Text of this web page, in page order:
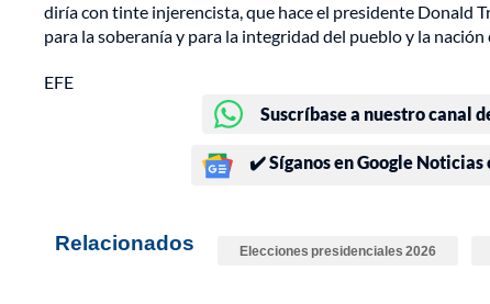
diría con tinte injerencista, que hace el presidente Donald
para la soberanía y para la integridad del pueblo y la
EFE
Suscríbase a nuestro canal
✔️ Síganos en Google
Relacionados Elecciones presidenciales 2026